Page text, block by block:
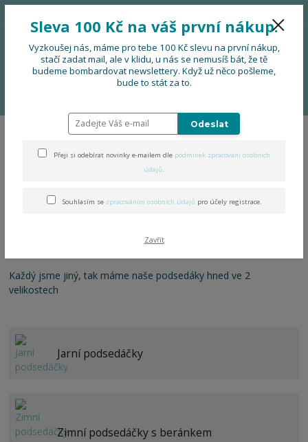
Menu
0 Kč
Podsedáčky
sportovec, lenoch, nimrod, houbař, pejskař, nebo třeba všechno
Každý jsme jiný, tak máme naše podsedáky hned ve 2
velikostech
Jarní podsedáčky
Zimní podsedáčky s beránkem
Sleva 100 Kč na váš první nákup.
Vyzkoušej nás, máme pro tebe 100 Kč slevu na první nákup,
stačí zadat mail, ale v klidu, u nás se nemusíš bát, že tě
budeme bombardovat newslettery. Když už něco pošleme,
bude to stát za to.
Odeslat
Přeji si odebírat novinky e-mailem dle podmínek zpracování osobních
údajů.
Souhlasím se zpracováním osobních údajů pro účely registrace.
Zavřít